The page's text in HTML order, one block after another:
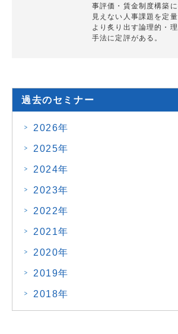
事評価・賃金制度構築に
見えない人事課題を定
より炙り出す論理的・
手法に定評がある。
過去のセミナー
2026年
2025年
2024年
2023年
2022年
2021年
2020年
2019年
2018年